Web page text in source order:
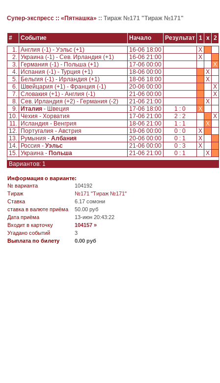
Супер-экспресс :: «Пятнашка» :: Тираж №171 "Тираж №171"
# Событие Начало Результат 1 x
2
1. Англия (-1) - Уэльс (+1) 16-06 18:00
X
2. Украина (-1) - Сев. Ирландия (+1) 16-06 21:00
X
3.
Германия (-1) - Польша (+1) 17-06 00:00
X
4.
Испания (-1) - Турция (+1) 18-06 00:00
X
5.
Бельгия (-1) - Ирландия (+1) 18-06 18:00
X
6.
Швейцария (+1) - Франция (-1) 20-06 00:00
X
7. Словакия (+1) - Англия (-1) 21-06 00:00
X
8. Сев. Ирландия (+2) - Германия (-2) 21-06 21:00
X
9.
Италия - Швеция 17-06 18:00 1 : 0
X
10. Чехия - Хорватия 17-06 21:00 2 : 2
X
11.
Исландия - Венгрия 18-06 21:00 1 : 1
X
12.
Португалия - Австрия 19-06 00:00 0 : 0
X
13.
Румыния - Албания 20-06 00:00 0 : 1
X
14.
Россия - Уэльс 21-06 00:00 0 : 3
X
15. Украина - Польша 21-06 21:00 0 : 1
X
Вариантов: 1
Информация о варианте:
№ варианта
104192
Tираж
№171 "Тираж №171"
Ставка
6.17 сомони
ставка в валюте приёма
50.00 руб
Дата приёма
13-июн 20:43:22
Входит в карточку
104157 »
Угадано событий
3
Выплата по билету
0.00 руб